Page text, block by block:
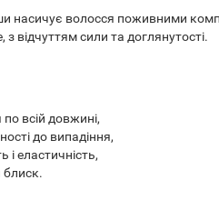
насичує волосся поживними
з відчуттям сили та доглянутості.
всій довжині,
до випадіння,
і еластичність,
блиск.